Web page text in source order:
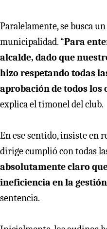
Paralelamente, se busca
municipalidad. “Para
alcalde, dado que
hizo respetando todas
aprobación de todos
explica el timonel del club.
En ese sentido, insiste en
dirige cumplió con todas
absolutamente claro
ineficiencia en la
sentencia.